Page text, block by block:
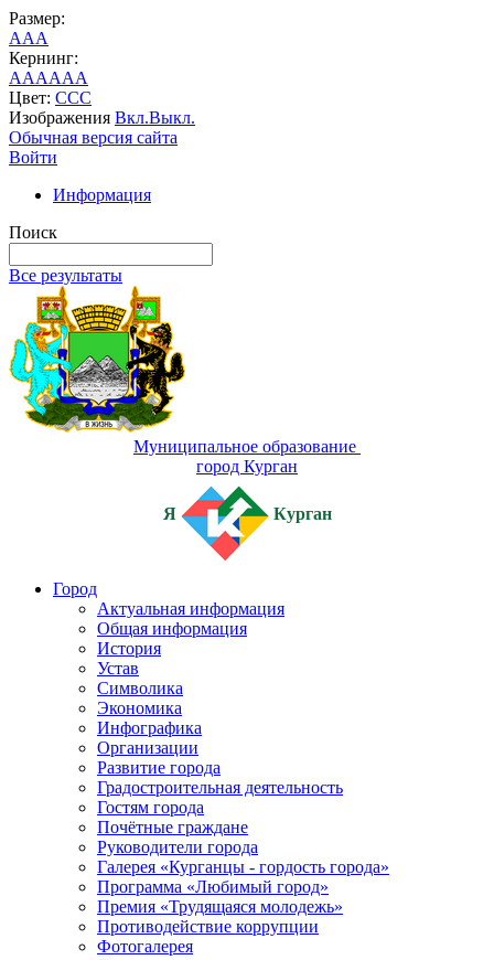
Размер:
AAA
Кернинг:
AAAAAA
Цвет: CCC
Изображения Вкл.Выкл.
Обычная версия сайта
Войти
Информация
Поиск
Все результаты
Муниципальное образование
город Курган
Я Курган
Город
Актуальная информация
Общая информация
История
Устав
Символика
Экономика
Инфографика
Организации
Развитие города
Градостроительная деятельность
Гостям города
Почётные граждане
Руководители города
Галерея «Курганцы - гордость города»
Программа «Любимый город»
Премия «Трудящаяся молодежь»
Противодействие коррупции
Фотогалерея